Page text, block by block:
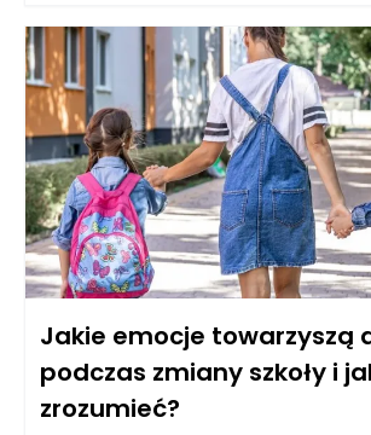
wiedzą i umiejętnościami, które pozwalają
radzić sobie z emocjami i wyzwaniami,
się podczas adaptacji do szkoły. Warto
jaki sposób taka współpraca może
może przynieść.
Jakie emocje towarzyszą
podczas zmiany szkoły i
zrozumieć?